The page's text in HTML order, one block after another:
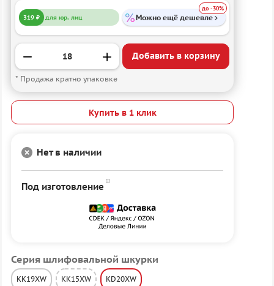
Серия шлифовальной шкурки
KK19XW KK15XW KD20XW
319 ₽ для юр. лиц Можно ещё дешевле
до -30%
Добавить в корзину
* Продажа кратно упаковке
Купить в 1 клик
Нет в наличии
Под изготовление